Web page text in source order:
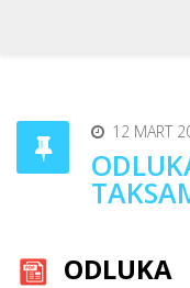
12 MART
ODLUKA